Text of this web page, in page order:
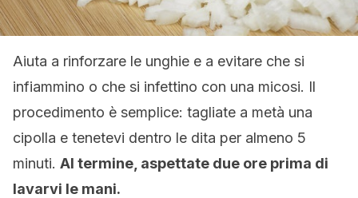
Aiuta a rinforzare le unghie e a evitare che si
infiammino o che si infettino con una micosi. Il
procedimento è semplice: tagliate a metà una
cipolla e tenetevi dentro le dita per almeno 5
minuti. Al termine, aspettate due ore prima di
lavarvi le mani.